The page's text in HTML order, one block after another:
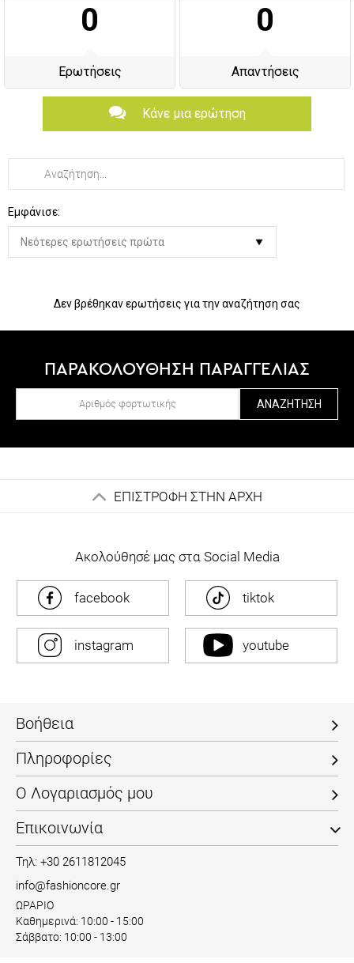
0
Ερωτήσεις
0
Απαντήσεις
Κάνε μια ερώτηση
Εμφάνισε:
Δεν βρέθηκαν ερωτήσεις για την αναζήτηση σας
ΠΑΡΑΚΟΛΟΥΘΗΣΗ ΠΑΡΑΓΓΕΛΙΑΣ
ΑΝΑΖΉΤΗΣΗ
ΕΠΙΣΤΡΟΦΗ ΣΤΗΝ ΑΡΧΗ
Ακολούθησέ μας στα Social Media
facebook tiktok
instagram youtube
Βοήθεια
Πληροφορίες
Ο Λογαριασμός μου
Επικοινωνία
Τηλ: +30 2611812045
info@fashioncore.gr
ΩΡΑΡΙΟ
Καθημερινά: 10:00 - 15:00
Σάββατο: 10:00 - 13:00